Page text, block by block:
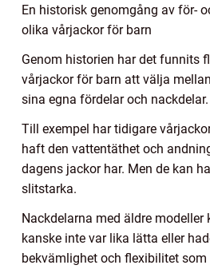
En historisk genomgång av för-
olika vårjackor för barn
Genom historien har det funnits
vårjackor för barn att välja
sina egna fördelar och nackdelar.
Till exempel har tidigare
haft den vattentäthet och
dagens jackor har. Men de kan
slitstarka.
Nackdelarna med äldre modeller
kanske inte var lika lätta eller
bekvämlighet och flexibilitet